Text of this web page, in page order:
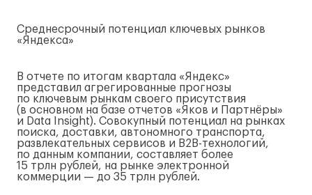
Среднесрочный потенциал ключевых рынков
«Яндекса»
В отчете по итогам квартала «Яндекс»
представил агрегированные прогнозы
по ключевым рынкам своего присутствия
(в основном на базе отчетов «Яков и Партнёры»
и Data Insight). Совокупный потенциал на рынках
поиска, доставки, автономного транспорта,
развлекательных сервисов и B2B-технологий,
по данным компании, составляет более
15 трлн рублей, на рынке электронной
коммерции — до 35 трлн рублей.